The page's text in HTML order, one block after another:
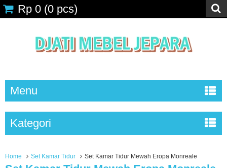
Rp 0 (0 pcs)
Menu
Kategori
Home Set Kamar Tidur Set Kamar Tidur Mewah Eropa Monreale